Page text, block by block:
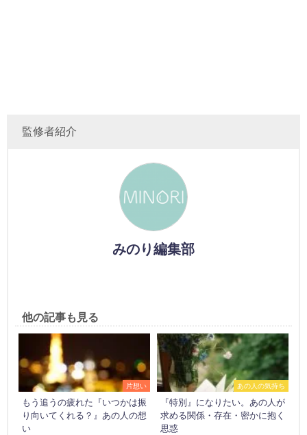
監修者紹介
みのり編集部
他の記事も見る
片想い
もう追うの疲れた『いつかは振
り向いてくれる？』あの人の想
い
あの人の気持ち
『特別』になりたい。あの人が
求める関係・存在・密かに抱く
思惑